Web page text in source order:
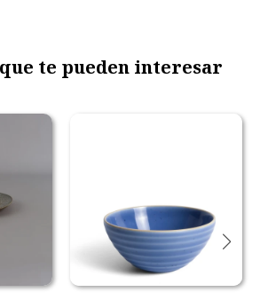
te pueden interesar